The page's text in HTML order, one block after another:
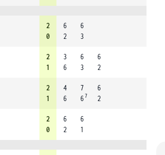
2
0
6
2
6
3
2
1
3
6
6
3
6
2
2
1
4
6
7
67
6
2
2
0
6
2
6
1